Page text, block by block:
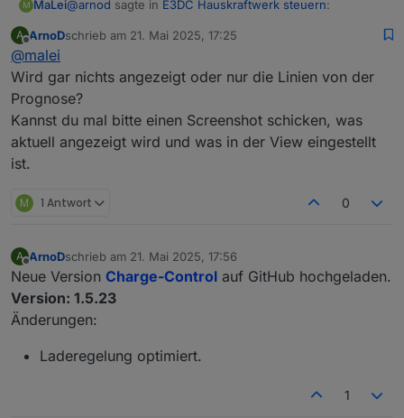
M MaLei@arnod sagte in E3DC Hauskraftwerk steuern:
Prüfe mal bitte, ob bei dir diese Objekt-IDs
angelegt sind:
Hast du die View E3DC_Diagramm_Prognosen auch
aktualisiert?
Ansonsten bitte von Github importieren oder in
deiner View die Objekt-ID
0_userdata.0.Charge_Control.History.Hist
Die Objekt-IDs sind da:
Die Prognose-View auf Github ist mehr als drei Jahre
alt. Die Objekt-ID der View ist iO.
A
Offline
ArnoDschrieb am 21. Mai 2025, 17:25
zuletzt editiert von
@malei
Wird gar nichts angezeigt oder nur die Linien von der
Prognose?
Kannst du mal bitte einen Screenshot schicken, was
aktuell angezeigt wird und was in der View eingestellt
ist.
M 1 Antwort 0
A
Offline
ArnoDschrieb am 21. Mai 2025, 17:56
zuletzt editiert von
Neue Version Charge-Control auf GitHub hochgeladen.
Version: 1.5.23
Änderungen:
Laderegelung optimiert.
1